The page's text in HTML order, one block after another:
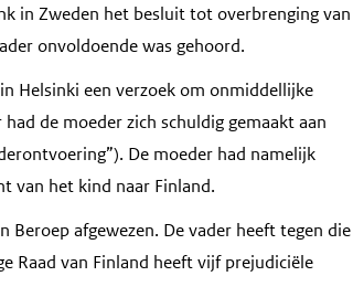
in Zweden het besluit tot overbrenging van
onvoldoende was gehoord.
Helsinki een verzoek om onmiddellijke
de moeder zich schuldig gemaakt aan
De moeder had namelijk
van het kind naar Finland.
afgewezen. De vader heeft tegen die
Raad van Finland heeft vijf prejudiciële